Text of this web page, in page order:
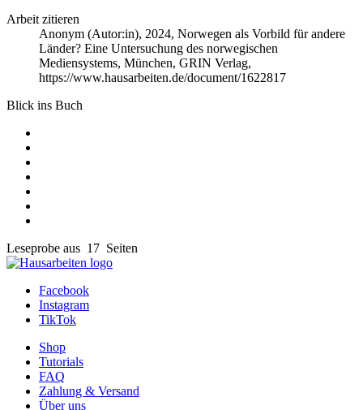
Arbeit zitieren
Anonym (Autor:in), 2024, Norwegen als Vorbild für andere
Länder? Eine Untersuchung des norwegischen
Mediensystems, München, GRIN Verlag,
https://www.hausarbeiten.de/document/1622817
Blick ins Buch
Leseprobe aus 17 Seiten
Facebook
Instagram
TikTok
Shop
Tutorials
FAQ
Zahlung & Versand
Über uns